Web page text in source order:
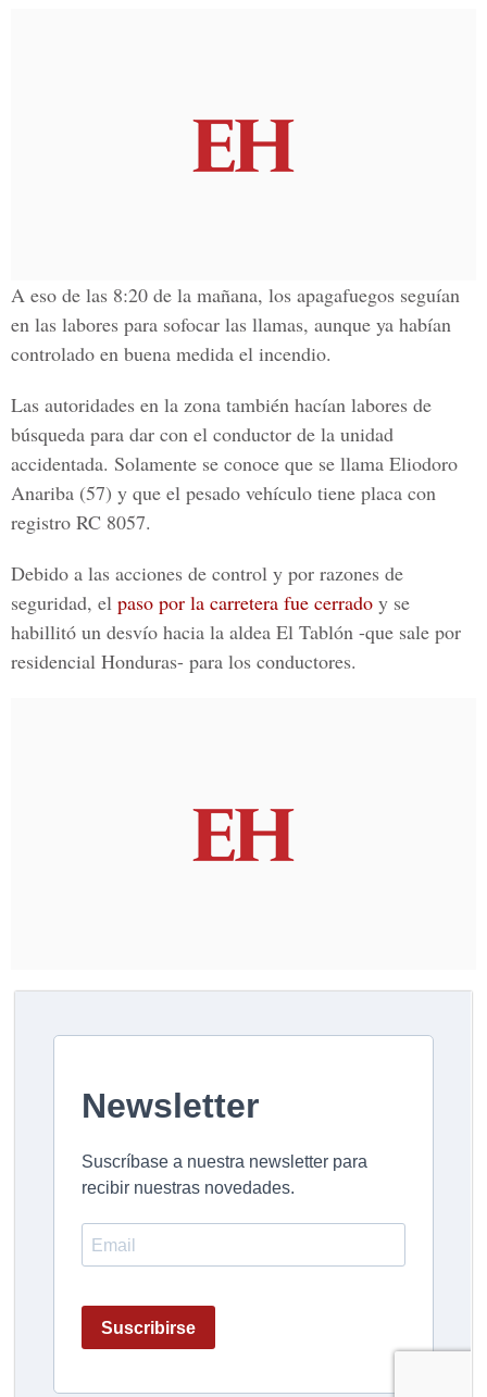
A eso de las 8:20 de la mañana, los apagafuegos seguían
en las labores para sofocar las llamas, aunque ya habían
controlado en buena medida el incendio.
Las autoridades en la zona también hacían labores de
búsqueda para dar con el conductor de la unidad
accidentada. Solamente se conoce que se llama Eliodoro
Anariba (57) y que el pesado vehículo tiene placa con
registro RC 8057.
Debido a las acciones de control y por razones de
seguridad, el paso por la carretera fue cerrado y se
habillitó un desvío hacia la aldea El Tablón -que sale por
residencial Honduras- para los conductores.